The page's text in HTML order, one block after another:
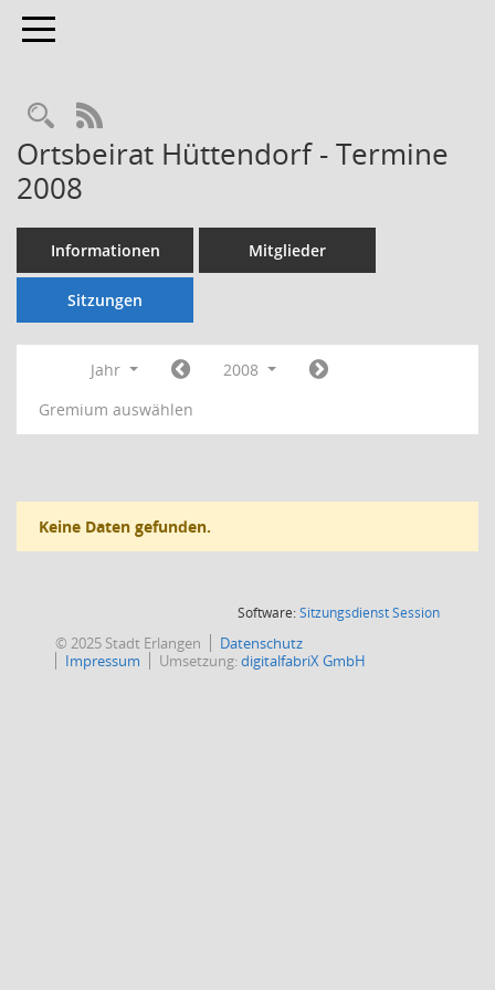
Toggle navigation
Rechercheauswahl
RSS-Feed
Ortsbeirat Hüttendorf - Termine
2008
Informationen Mitglieder
Sitzungen
Jahr
2008
Gremium auswählen
Keine Daten gefunden.
Software:SitzungsdienstSession(Wird in
© 2025 Stadt Erlangen
Datenschutz
Impressum
Umsetzung:digitalfabriX GmbH